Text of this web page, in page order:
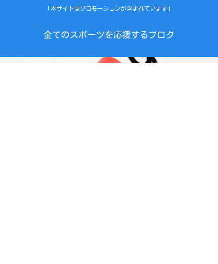
「本サイトはプロモーションが含まれています」
全てのスポーツを応援するブログ